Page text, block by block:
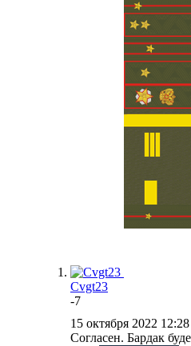
Cvgt23
-7
15 октября 2022 12:28
Согласен. Бардак